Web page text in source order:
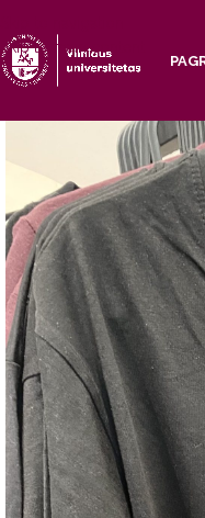
Skip to main content